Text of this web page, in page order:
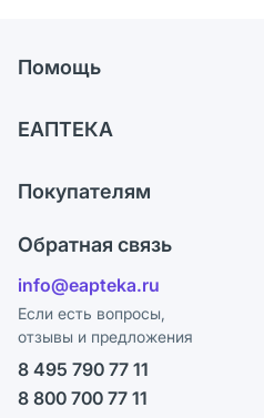
Помощь
Обмен и возврат
Блог
ЕАПТЕКА
Карьера
Поставщики
Лицензия
Реклама на сайте
Ваши товары на ЕАПТЕКЕ
Покупателям
Программа СберСпасибо
Политика конфиденциальности
Пользовательское соглашение
Политика рекомендаций
Обратная связь
info@eapteka.ru
Если есть вопросы,
отзывы и предложения
8 495 790 77 11
8 800 700 77 11